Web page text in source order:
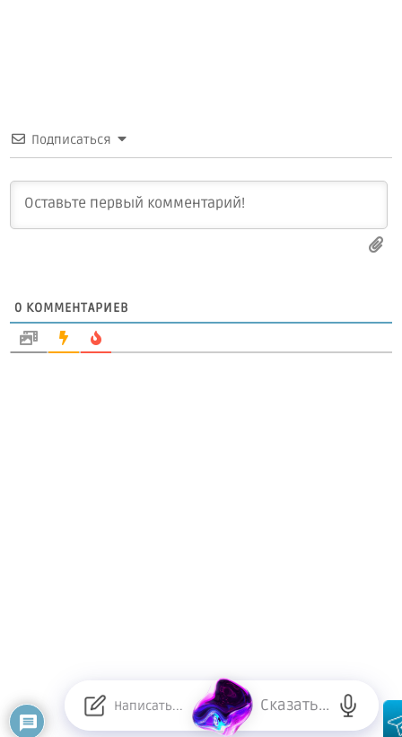
Подписаться
0 КОММЕНТАРИЕВ
Сказать...